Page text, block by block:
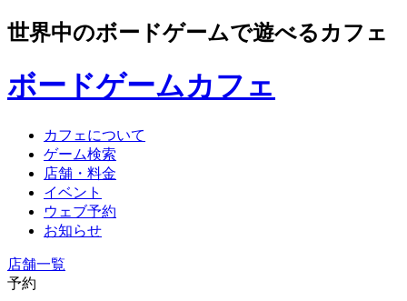
世界中のボードゲームで遊べるカフェ
ボードゲームカフェ
カフェについて
ゲーム検索
店舗・料金
イベント
ウェブ予約
お知らせ
店舗一覧
予約